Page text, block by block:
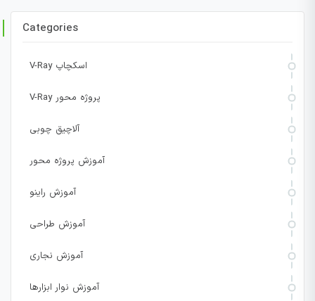
Categories
V-Ray اسکچاپ
V-Ray پروژه محور
آلاچیق چوبی
آموزش پروژه محور
آموزش راینو
آموزش طراحی
آموزش نجاری
آموزش نوار ابزارها